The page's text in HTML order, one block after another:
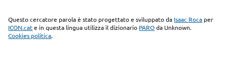
Questo cercatore parola è stato progettato e sviluppato da Isaac Roca per
ICON.cate in questa lingua utilizza il dizionario PAROda Unknown.
Cookies politica.